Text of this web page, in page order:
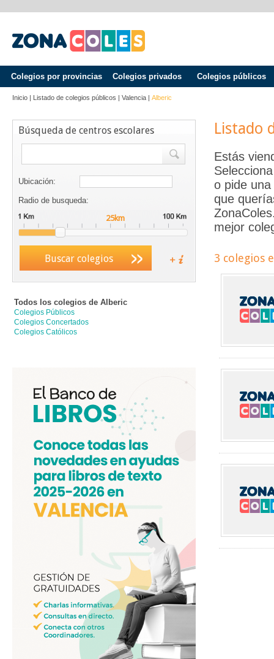
Colegios por provincias Colegios privados Colegios públicos
Inicio | Listado de colegios públicos | Valencia | Alberic
Búsqueda de centros escolares
Ubicación:
Radio de busqueda:
Buscar colegios
Todos los colegios de Alberic
Colegios Públicos
Colegios Concertados
Colegios Católicos
Listado
Estás
o pide
que
mejor
3 colegios